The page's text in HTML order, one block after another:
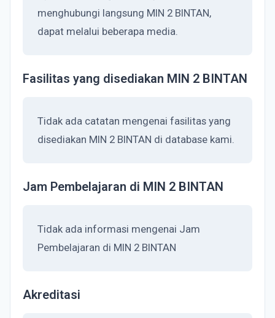
menghubungi langsung MIN 2 BINTAN,
dapat melalui beberapa media.
Fasilitas yang disediakan MIN 2 BINTAN
Tidak ada catatan mengenai fasilitas yang
disediakan MIN 2 BINTAN di database kami.
Jam Pembelajaran di MIN 2 BINTAN
Tidak ada informasi mengenai Jam
Pembelajaran di MIN 2 BINTAN
Akreditasi